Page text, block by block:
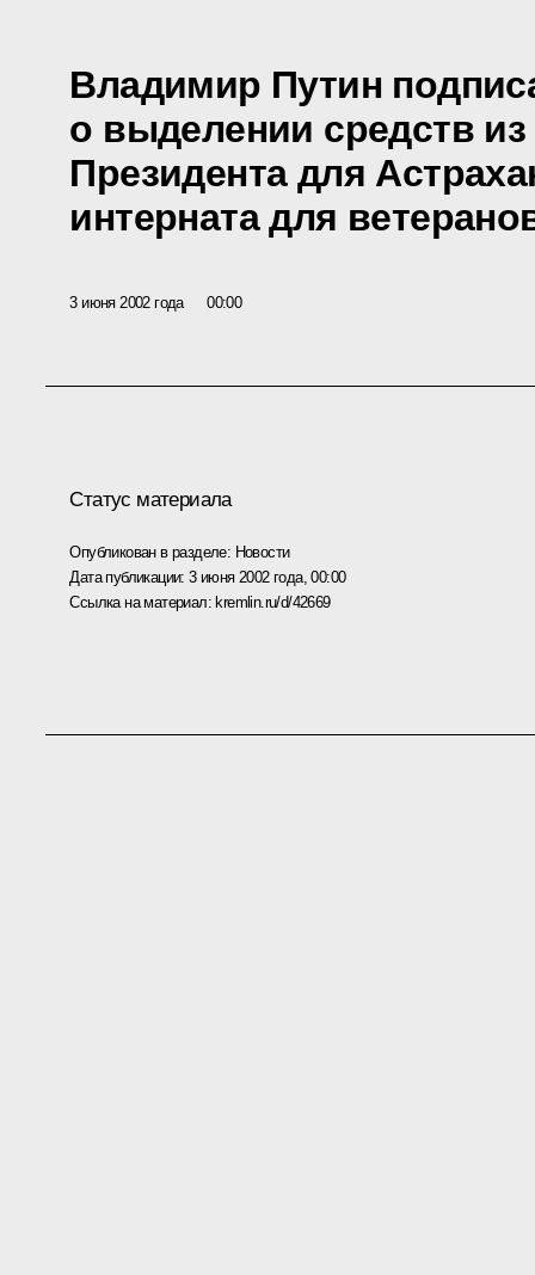
Владимир Путин
о выделении средств
Президента для
интерната для
3 июня 2002 года 00:00
Статус материала
Опубликован в разделе: Новости
Дата публикации:3 июня 2002 года, 00:00
Ссылка на материал:kremlin.ru/d/42669